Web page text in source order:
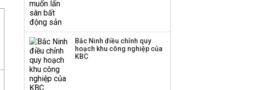
Bắc Ninh điều chỉnh quy
hoạch khu công nghiệp của
KBC